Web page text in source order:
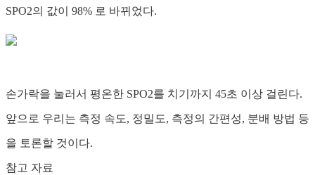
SPO2의 값이 98% 로 바뀌었다.
손가락을 눌러서 평온한 SPO2를 치기까지 45초 이상 걸린다.
앞으로 우리는 측정 속도, 정밀도, 측정의 간편성, 분배 방법 등
을 토론할 것이다.
참고 자료